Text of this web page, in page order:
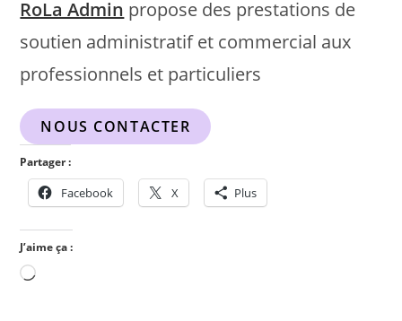
RoLa Admin propose des prestations de
soutien administratif et commercial aux
professionnels et particuliers
NOUS CONTACTER
Partager :
Facebook X Plus
J’aime ça :